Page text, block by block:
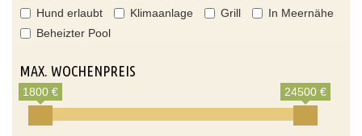
Hund erlaubt
Klimaanlage Grill
In Meernähe
Beheizter Pool
MAX. WOCHENPREIS
1800 € 24500 €